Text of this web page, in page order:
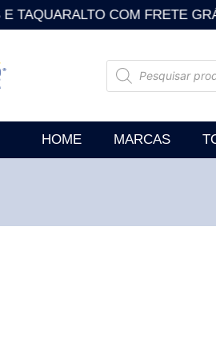
TAQUARALTO COM FRETE
HOME MARCAS